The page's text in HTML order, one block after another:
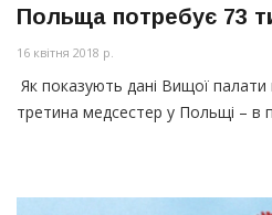
Польща потребує 73
16 квітня 2018 р.
Як показують дані Вищої
третина медсестер у Польщі – в